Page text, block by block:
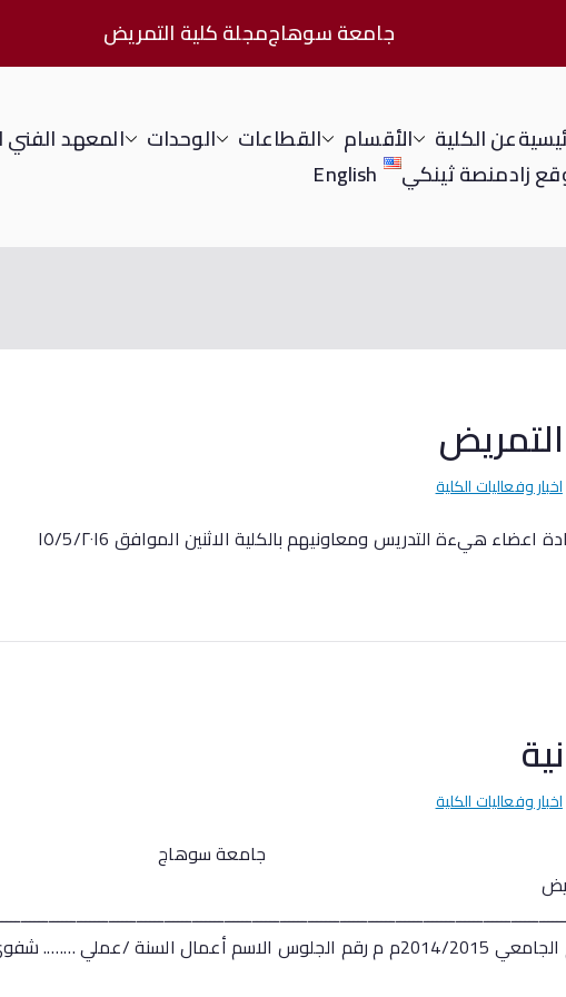
جامعة سوهاجمجلة كلية التمريض
عن الكلية الأقسام القطاعات الوحدات المعهد
زادمنصة ثينكي English
اخبار وفعاليات الكلية
هيءة التدريس ومعاونيهم بالكلية الاثنين الموافق ١٥/5/٢٠١6
اخبار وفعاليات الكلية
…….. 1 301 أبانوب أبو […]